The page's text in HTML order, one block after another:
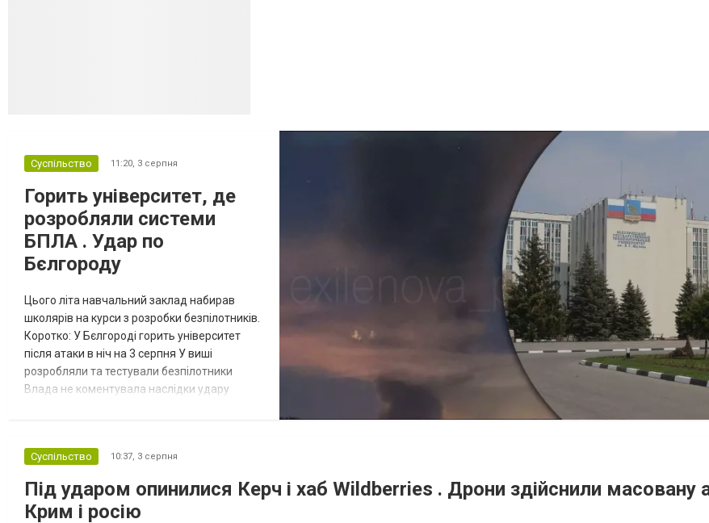
Суспільство 11:20, 3 серпня
Горить університет, де
розробляли системи
БПЛА . Удар по
Бєлгороду
Цього літа навчальний заклад набирав
школярів на курси з розробки безпілотників.
Коротко: У Бєлгороді горить університет
після атаки в ніч на 3 серпня У виші
розробляли та тестували безпілотники
Влада не коментувала наслідки удару
після атаки в ніч на 3 серпня - у цьому
безпілотники. Як пише російський Telegram-
канал Astra, наслі...
СПЕЦТЕМА
Новости
в
нинішньому
Суспільство 10:37, 3 серпня
Під ударом опинилися Керч і хаб Wildberries . Дрони здійснили масовану
Крим і росію